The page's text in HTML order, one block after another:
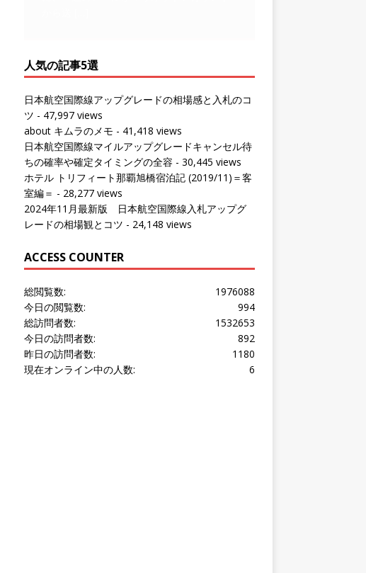
ツ- 47,997 views
日本航空国際線マイルアップグレードキャンセル待
ちの確率や確定タイミングの全容
ホテル トリフィート那覇旭橋宿泊記 (2019/11)＝客
室編＝- 28,277 views
2024年11月最新版 日本航空国際線入札アップグ
レードの相場観とコツ- 24,148 views
ACCESS COUNTER
今日の閲覧数:
892
今日の訪問者数:
1180
昨日の訪問者数:
6
現在オンライン中の人数: